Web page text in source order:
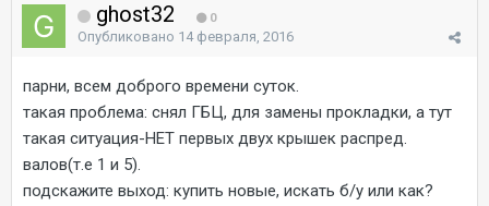
ghost32 0
Опубликовано 14 февраля, 2016
парни, всем доброго времени суток.
такая проблема: снял ГБЦ, для замены прокладки, а тут
такая ситуация-НЕТ первых двух крышек распред.
валов(т.е 1 и 5).
подскажите выход: купить новые, искать б/у или как?